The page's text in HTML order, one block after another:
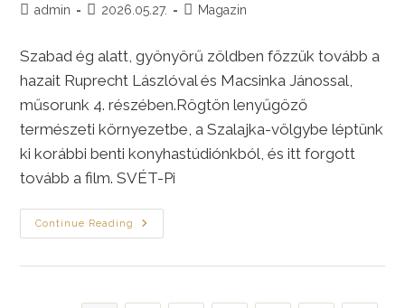
Postadmin
Post2026.05.27.
PostMagazin
Szabad ég alatt, gyönyörű zöldben főzzük tovább a
hazait Ruprecht Lászlóval és Macsinka Jánossal,
műsorunk 4. részében.Rögtön lenyűgöző
természeti környezetbe, a Szalajka-völgybe léptünk
ki korábbi benti konyhastúdiónkból, és itt forgott
tovább a film. SVÉT-Pi
Continue Reading
Szilvásváradi
Pisztráng
Lépésre